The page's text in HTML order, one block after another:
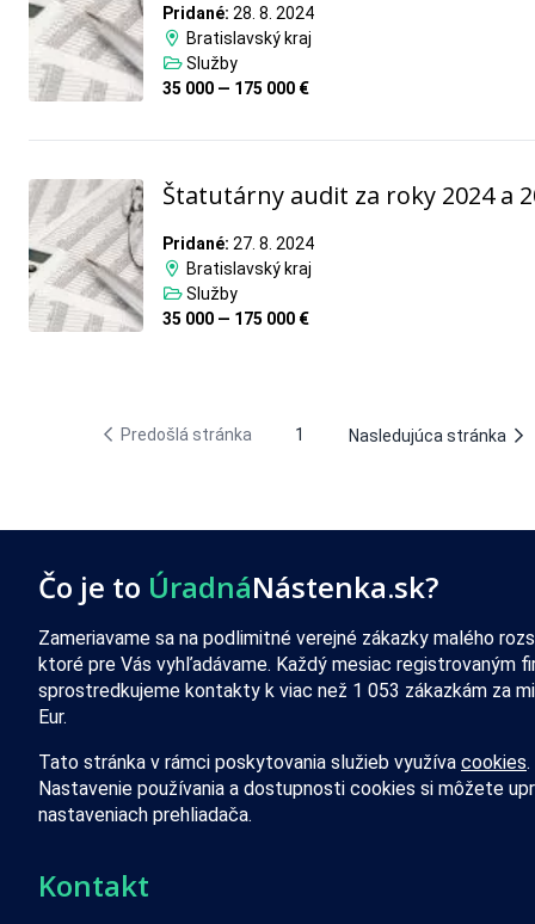
Pridané: 28. 8. 2024
Bratislavský kraj
Služby
35 000 — 175 000 €
Štatutárny audit za roky 2024 a
Pridané: 27. 8. 2024
Bratislavský kraj
Služby
35 000 — 175 000 €
Predošlá stránka 1 Nasledujúca stránka
Čo je to ÚradnáNástenka.sk?
Zameriavame sa na podlimitné verejné zákazky malého
ktoré pre Vás vyhľadávame. Každý mesiac registrovaným
sprostredkujeme kontakty k viac než 1 053 zákazkám za
Eur.
Tato stránka v rámci poskytovania služieb využíva cookies.
Nastavenie používania a dostupnosti cookies si môžete
nastaveniach prehliadača.
Kontakt